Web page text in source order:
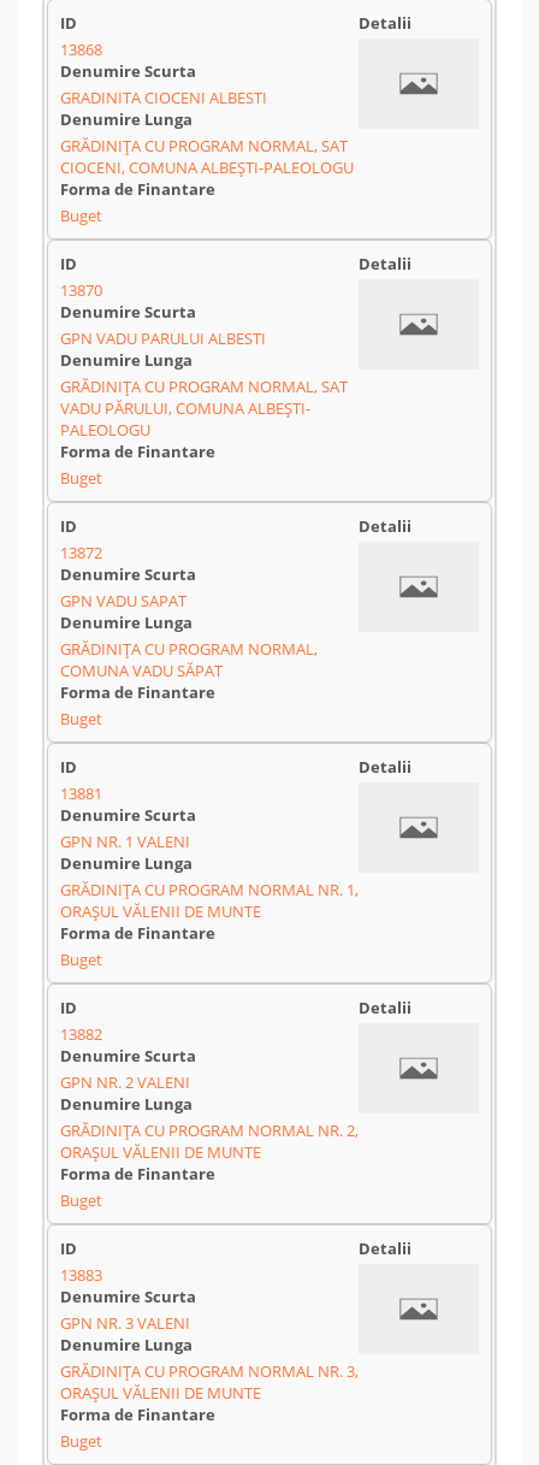
13868
GRADINITA CIOCENI ALBESTI
GRĂDINIȚA CU PROGRAM NORMAL, SAT
CIOCENI, COMUNA ALBEȘTI-PALEOLOGU
Buget
13870
GPN VADU PARULUI ALBESTI
GRĂDINIȚA CU PROGRAM NORMAL, SAT
VADU PĂRULUI, COMUNA ALBEȘTI-
PALEOLOGU
Buget
13872
GPN VADU SAPAT
GRĂDINIȚA CU PROGRAM NORMAL,
COMUNA VADU SĂPAT
Buget
13881
GPN NR. 1 VALENI
GRĂDINIȚA CU PROGRAM NORMAL NR. 1,
ORAȘUL VĂLENII DE MUNTE
Buget
13882
GPN NR. 2 VALENI
GRĂDINIȚA CU PROGRAM NORMAL NR. 2,
ORAȘUL VĂLENII DE MUNTE
Buget
13883
GPN NR. 3 VALENI
GRĂDINIȚA CU PROGRAM NORMAL NR. 3,
ORAȘUL VĂLENII DE MUNTE
Buget